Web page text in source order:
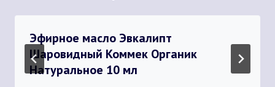
Эфирное масло Эвкалипт
Шаровидный Коммек Органик
Натуральное 10 мл